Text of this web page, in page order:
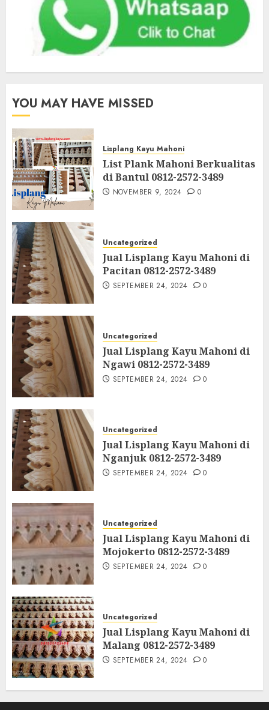
YOU MAY HAVE MISSED
Lisplang Kayu Mahoni
List Plank Mahoni Berkualitas
di Bantul 0812-2572-3489
NOVEMBER 9, 2024 0
Uncategorized
Jual Lisplang Kayu Mahoni di
Pacitan 0812-2572-3489
SEPTEMBER 24, 2024 0
Uncategorized
Jual Lisplang Kayu Mahoni di
Ngawi 0812-2572-3489
SEPTEMBER 24, 2024 0
Uncategorized
Jual Lisplang Kayu Mahoni di
Nganjuk 0812-2572-3489
SEPTEMBER 24, 2024 0
Uncategorized
Jual Lisplang Kayu Mahoni di
Mojokerto 0812-2572-3489
SEPTEMBER 24, 2024 0
Uncategorized
Jual Lisplang Kayu Mahoni di
Malang 0812-2572-3489
SEPTEMBER 24, 2024 0